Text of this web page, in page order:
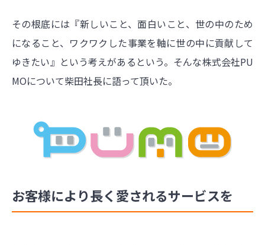
その根底には『新しいこと、面白いこと、世の中のため
になること、ワクワクした事業を軸に世の中に貢献して
ゆきたい』という考えがあるという。そんな株式会社PU
MOについて柴田社長に語って頂いた。
お客様により長く愛されるサービスを